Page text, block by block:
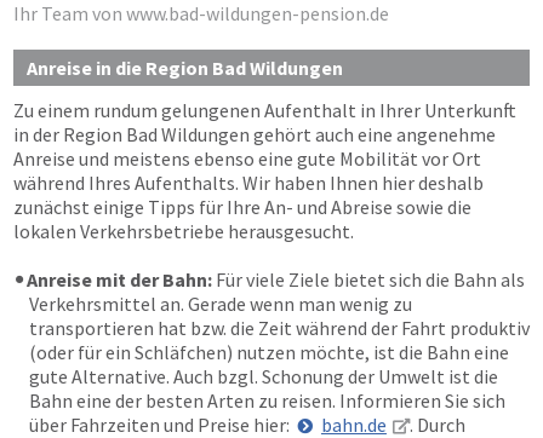
Ihr Team von www.bad-wildungen-pension.de
Anreise in die Region Bad Wildungen
Zu einem rundum gelungenen Aufenthalt in Ihrer Unterkunft
in der Region Bad Wildungen gehört auch eine angenehme
Anreise und meistens ebenso eine gute Mobilität vor Ort
während Ihres Aufenthalts. Wir haben Ihnen hier deshalb
zunächst einige Tipps für Ihre An- und Abreise sowie die
lokalen Verkehrsbetriebe herausgesucht.
Anreise mit der Bahn: Für viele Ziele bietet sich die Bahn als
Verkehrsmittel an. Gerade wenn man wenig zu
transportieren hat bzw. die Zeit während der Fahrt produktiv
(oder für ein Schläfchen) nutzen möchte, ist die Bahn eine
gute Alternative. Auch bzgl. Schonung der Umwelt ist die
Bahn eine der besten Arten zu reisen. Informieren Sie sich
über Fahrzeiten und Preise hier:
bahn.de
. Durch